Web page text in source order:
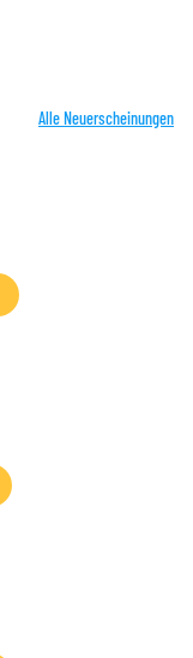
Alle Neuerscheinungen